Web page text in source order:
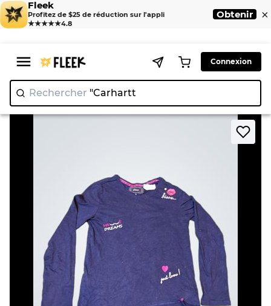
Fleek
Profitez de $25 de réduction sur l'appli
★★★★★4.8
Obtenir ×
Connexion
Rechercher "Carh
Home > T-Shirt > Etam Navy Graphic Long-Sleeve T-Shirt